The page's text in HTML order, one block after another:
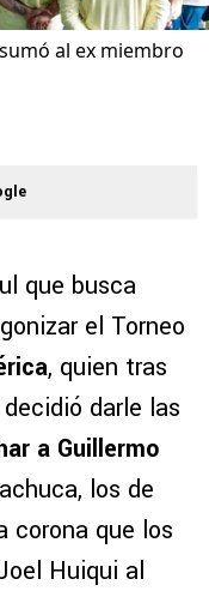
al ex miembro
que busca
el Torneo
, quien tras
darle las
a Guillermo
los de
corona que los
Huiqui al